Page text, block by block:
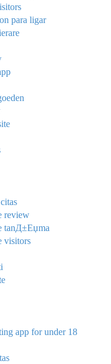
para ligar
review
tanД±Еџma
visitors
app for under 18